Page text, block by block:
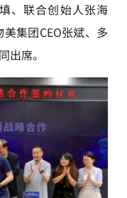
、联合创始人张海
集团CEO张斌、多
出席。